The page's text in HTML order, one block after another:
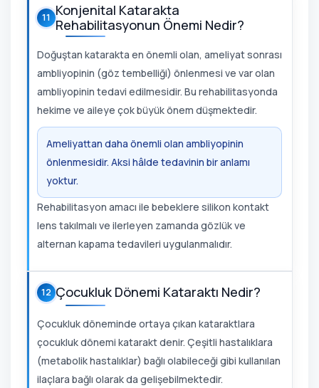
11 Konjenital Katarakta
Rehabilitasyonun Önemi Nedir?
Doğuştan katarakta en önemli olan, ameliyat sonrası
ambliyopinin (göz tembelliği) önlenmesi ve var olan
ambliyopinin tedavi edilmesidir. Bu rehabilitasyonda
hekime ve aileye çok büyük önem düşmektedir.
Ameliyattan daha önemli olan ambliyopinin
önlenmesidir. Aksi hâlde tedavinin bir anlamı
yoktur.
Rehabilitasyon amacı ile bebeklere silikon kontakt
lens takılmalı ve ilerleyen zamanda gözlük ve
alternan kapama tedavileri uygulanmalıdır.
12 Çocukluk Dönemi Kataraktı Nedir?
Çocukluk döneminde ortaya çıkan kataraktlara
çocukluk dönemi katarakt denir. Çeşitli hastalıklara
(metabolik hastalıklar) bağlı olabileceği gibi kullanılan
ilaçlara bağlı olarak da gelişebilmektedir.